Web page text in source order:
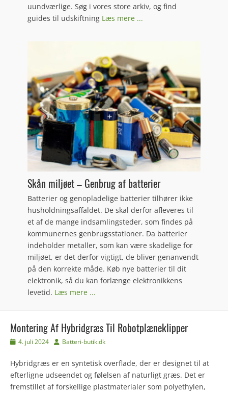
uundværlige. Søg i vores store arkiv, og find
guides til udskiftning Læs mere ...
Skån miljøet – Genbrug af batterier
Batterier og genopladelige batterier tilhører ikke
husholdningsaffaldet. De skal derfor afleveres til
et af de mange indsamlingsteder, som findes på
kommunernes genbrugsstationer. Da batterier
indeholder metaller, som kan være skadelige for
miljøet, er det derfor vigtigt, de bliver genanvendt
på den korrekte måde. Køb nye batterier til dit
elektronik, så du kan forlænge elektronikkens
levetid. Læs mere ...
Montering Af Hybridgræs Til Robotplæneklipper
Udgivet
4. juli 2024 Forfatter
Batteri-butik.dk
Hybridgræs er en syntetisk overflade, der er designet til at
efterligne udseendet og følelsen af naturligt græs. Det er
fremstillet af forskellige plastmaterialer som polyethylen,